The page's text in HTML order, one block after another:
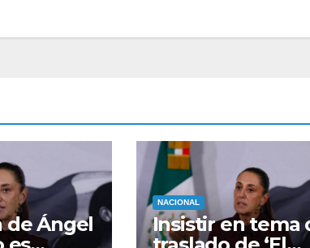
de Ángel
NACIONAL
Insistir en tema